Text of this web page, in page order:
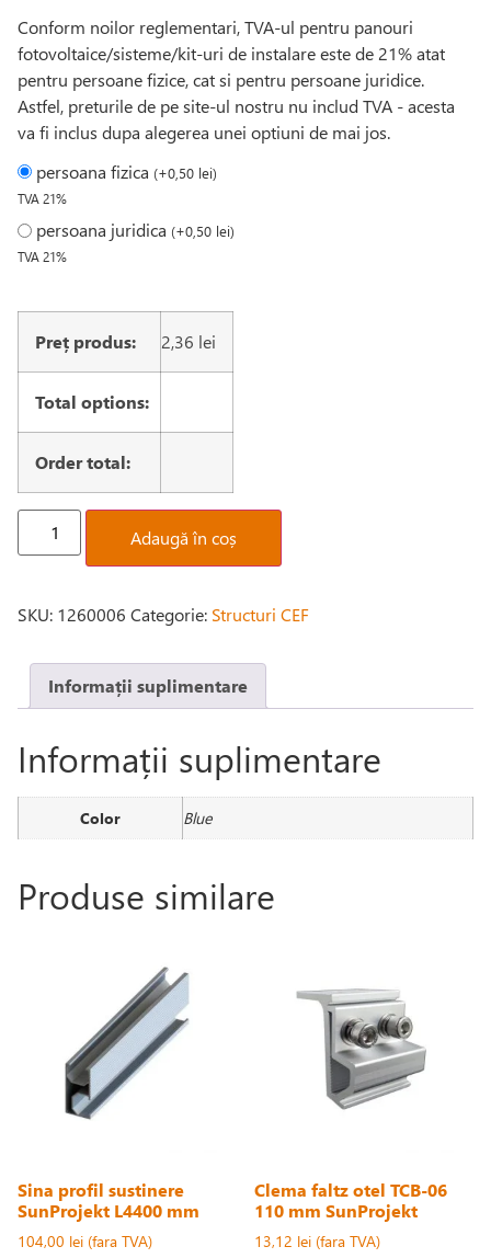
Conform noilor reglementari, TVA-ul pentru panouri
fotovoltaice/sisteme/kit-uri de instalare este de 21% atat
pentru persoane fizice, cat si pentru persoane juridice.
Astfel, preturile de pe site-ul nostru nu includ TVA - acesta
va fi inclus dupa alegerea unei optiuni de mai jos.
persoana fizica (+0,50 lei)
TVA 21%
persoana juridica (+0,50 lei)
TVA 21%
Preț produs: 2,36 lei
Total options:
Order total:
Adaugă în coș
SKU: 1260006 Categorie: Structuri CEF
Informații suplimentare
Informații suplimentare
Color Blue
Produse similare
Sina profil sustinere
SunProjekt L4400 mm
104,00 lei
Clema faltz otel TCB-06
110 mm SunProjekt
13,12 lei